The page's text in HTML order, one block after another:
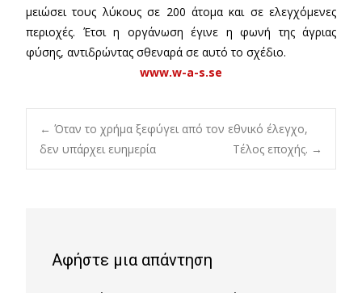
μειώσει τους λύκους σε 200 άτομα και σε ελεγχόμενες
περιοχές. Έτσι η οργάνωση έγινε η φωνή της άγριας
φύσης, αντιδρώντας σθεναρά σε αυτό το σχέδιο.
www.w-a-s.se
Post
← Όταν το χρήμα ξεφύγει από τον εθνικό έλεγχο,
δεν υπάρχει ευημερία
Τέλος εποχής. →
Αφήστε μια απάντηση